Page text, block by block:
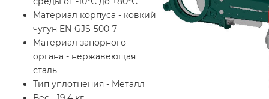
Материал корпуса - ковкий
чугун EN-GJS-500-7
Материал запорного
органа - нержавеющая
сталь
Тип уплотнения - Металл